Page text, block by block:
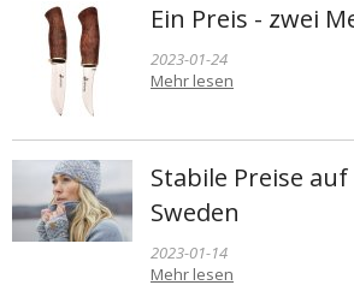
Ein Preis - zwei
2023-01-24
Mehr lesen
Stabile Preise
Sweden
2023-01-14
Mehr lesen